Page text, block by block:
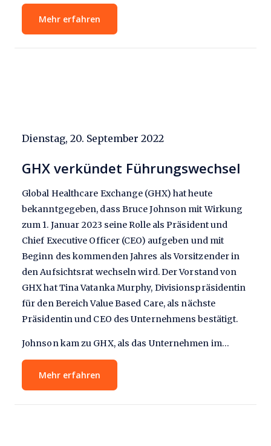
Mehr erfahren
Dienstag, 20. September 2022
GHX verkündet Führungswechsel
Global Healthcare Exchange (GHX) hat heute
bekanntgegeben, dass Bruce Johnson mit Wirkung
zum 1. Januar 2023 seine Rolle als Präsident und
Chief Executive Officer (CEO) aufgeben und mit
Beginn des kommenden Jahres als Vorsitzender in
den Aufsichtsrat wechseln wird. Der Vorstand von
GHX hat Tina Vatanka Murphy, Divisionspräsidentin
für den Bereich Value Based Care, als nächste
Präsidentin und CEO des Unternehmens bestätigt.
Johnson kam zu GHX, als das Unternehmen im…
Mehr erfahren